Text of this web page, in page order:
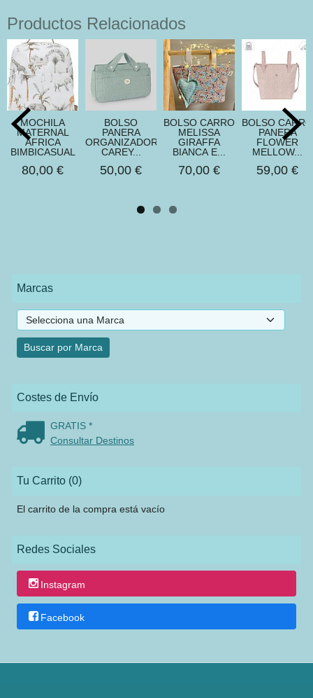
Marcas
Costes de Envío
GRATIS *
Consultar Destinos
Tu Carrito (0)
El carrito de la compra está vacío
Redes Sociales
Instagram
Facebook
Productos Relacionados
MOCHILA
MATERNAL
AFRICA
BIMBICASUAL
80,00 €
BOLSO
PANERA
ORGANIZADOR
CAREY...
50,00 €
BOLSO CARRO
MELISSA
GIRAFFA
BIANCA E...
70,00 €
BOLSO CARRO
PANERA
FLOWER
MELLOW...
59,00 €